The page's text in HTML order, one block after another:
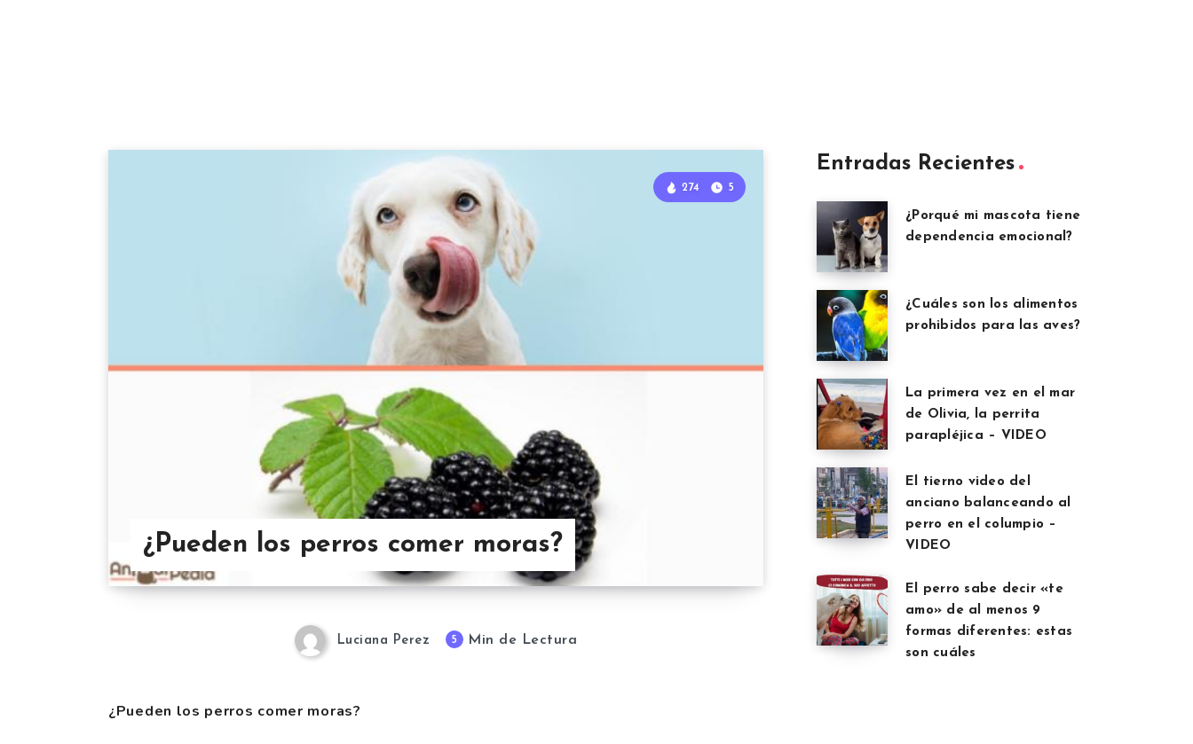
¿Pueden los perros comer moras?
274 5
Luciana Perez 5 Min de Lectura
¿Pueden los perros comer moras?
Entradas Recientes
¿Porqué mi mascota tiene
dependencia emocional?
¿Cuáles son los alimentos
prohibidos para las aves?
La primera vez en el mar
de Olivia, la perrita
parapléjica – VIDEO
El tierno video del
anciano balanceando al
perro en el columpio –
VIDEO
El perro sabe decir «te
amo» de al menos 9
formas diferentes: estas
son cuáles